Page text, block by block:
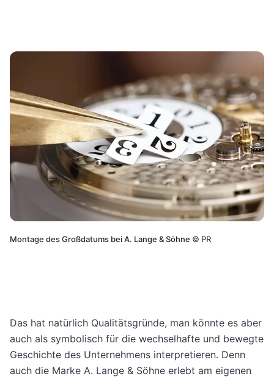
Montage des Großdatums bei A. Lange & Söhne © PR
Das hat natürlich Qualitätsgründe, man könnte es aber
auch als symbolisch für die wechselhafte und bewegte
Geschichte des Unternehmens interpretieren. Denn
auch die Marke A. Lange & Söhne erlebt am eigenen